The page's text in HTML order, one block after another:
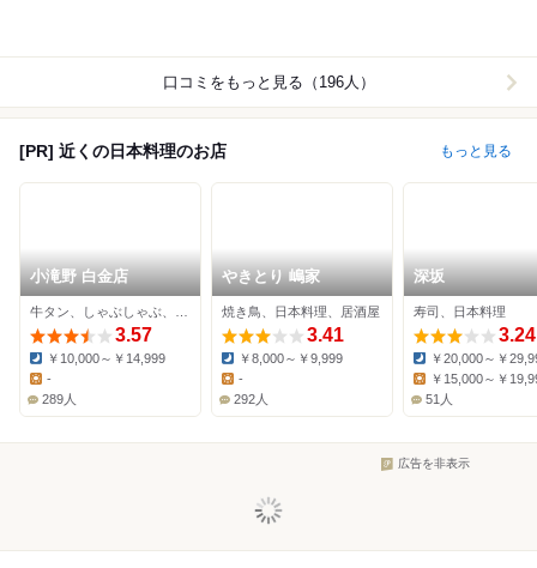
口コミをもっと見る（196人）
[PR] 近くの日本料理のお店 もっと見る
小滝野 白金店
3.57
￥10,000～￥14,999
-
289人
やきとり 嶋家
焼き鳥、日本料理、居酒屋
3.41
Dinner:
￥8,000～￥9,999
-
292人
深坂
寿司、日本料理
3.24
￥20,000～￥
￥15,000～￥
51人
広告を非表示